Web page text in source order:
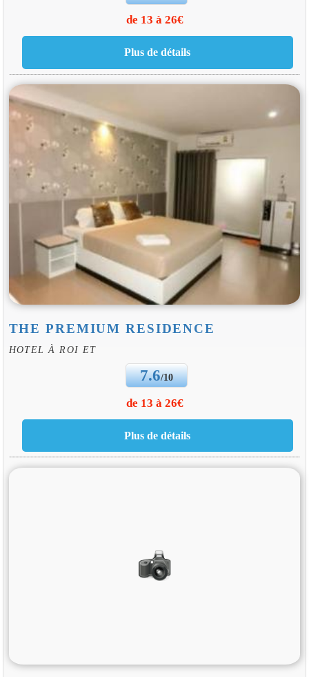
de 13 à 26€
THE PREMIUM RESIDENCE
HOTEL À ROI ET
7.6/10
de 13 à 26€